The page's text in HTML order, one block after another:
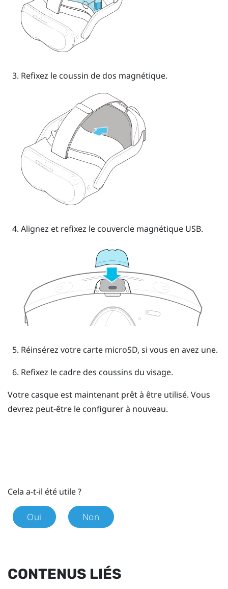
Refixez le coussin de dos magnétique.
Alignez et refixez le couvercle magnétique USB.
Réinsérez votre carte microSD, si vous en avez une.
Refixez le cadre des coussins du visage.
Votre casque est maintenant prêt à être utilisé. Vous
devrez peut-être le configurer à nouveau.
Cela a-t-il été utile ?
Oui Non
CONTENUS LIÉS